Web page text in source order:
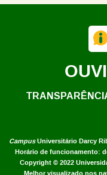
CampusUniversitário Darcy
Horário de funcionamento:
Copyright © 2022